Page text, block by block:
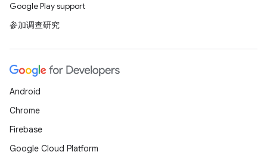
Google Play support
参加调查研究
Android
Chrome
Firebase
Google Cloud Platform